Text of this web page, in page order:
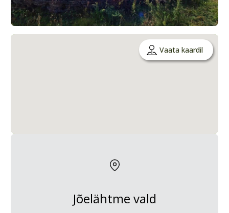
Vaata kaardil
Jõelähtme vald